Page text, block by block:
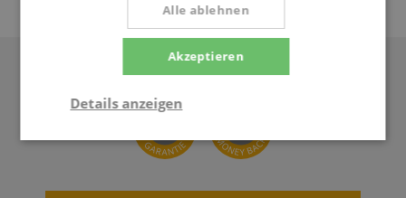
Akzeptieren
Alle ablehnen
Details anzeigen
Statistik Marketing Funktional